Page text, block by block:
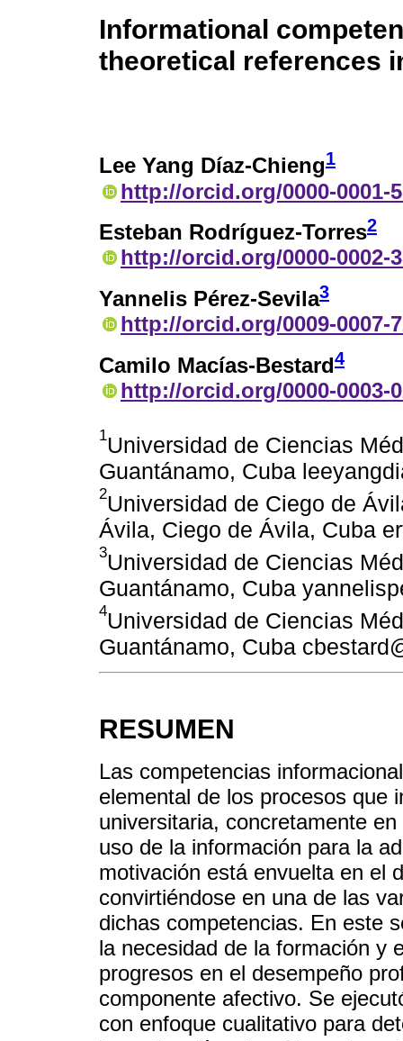
Informational
theoretical references
Lee Yang Díaz-Chieng1
http://orcid.org/0000-0001-
Esteban Rodríguez-Torres2
http://orcid.org/0000-0002-
Yannelis Pérez-Sevila3
http://orcid.org/0009-0007-
Camilo Macías-Bestard4
http://orcid.org/0000-0003-
1Universidad de Ciencias
Guantánamo, Cuba
2Universidad de Ciego de
Ávila, Ciego de Ávila, Cuba
3Universidad de Ciencias
Guantánamo, Cuba
4Universidad de Ciencias
Guantánamo, Cuba
RESUMEN
Las competencias
elemental de los procesos que
universitaria, concretamente
uso de la información para la
motivación está envuelta en el
convirtiéndose en una de las
dichas competencias. En este
la necesidad de la formación y
progresos en el desempeño
componente afectivo. Se
con enfoque cualitativo para